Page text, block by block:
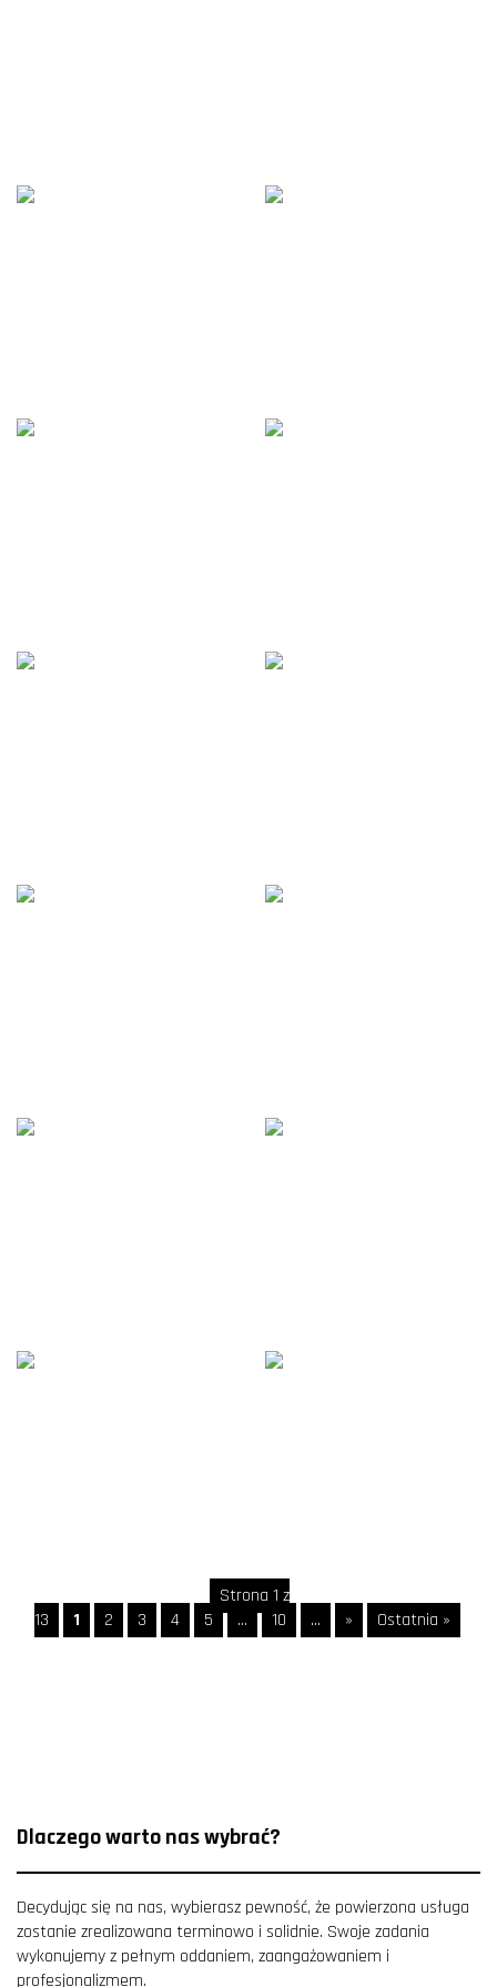
Strona 1 z
13
1 2 3 4 5 ... 10 ... » Ostatnia »
Dlaczego warto nas wybrać?
Decydując się na nas, wybierasz pewność, że powierzona usługa
zostanie zrealizowana terminowo i solidnie. Swoje zadania
wykonujemy z pełnym oddaniem, zaangażowaniem i
profesjonalizmem.